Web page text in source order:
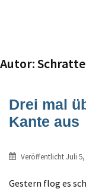
Autor:
Drei mal
Kante aus
VeröffentlichtJuli 5,
Gestern flog es